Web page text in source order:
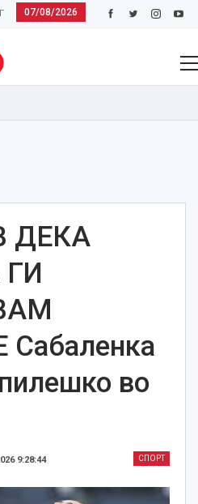
07/08/2026
ДЕКА
во
СПОРТ
9:28:44